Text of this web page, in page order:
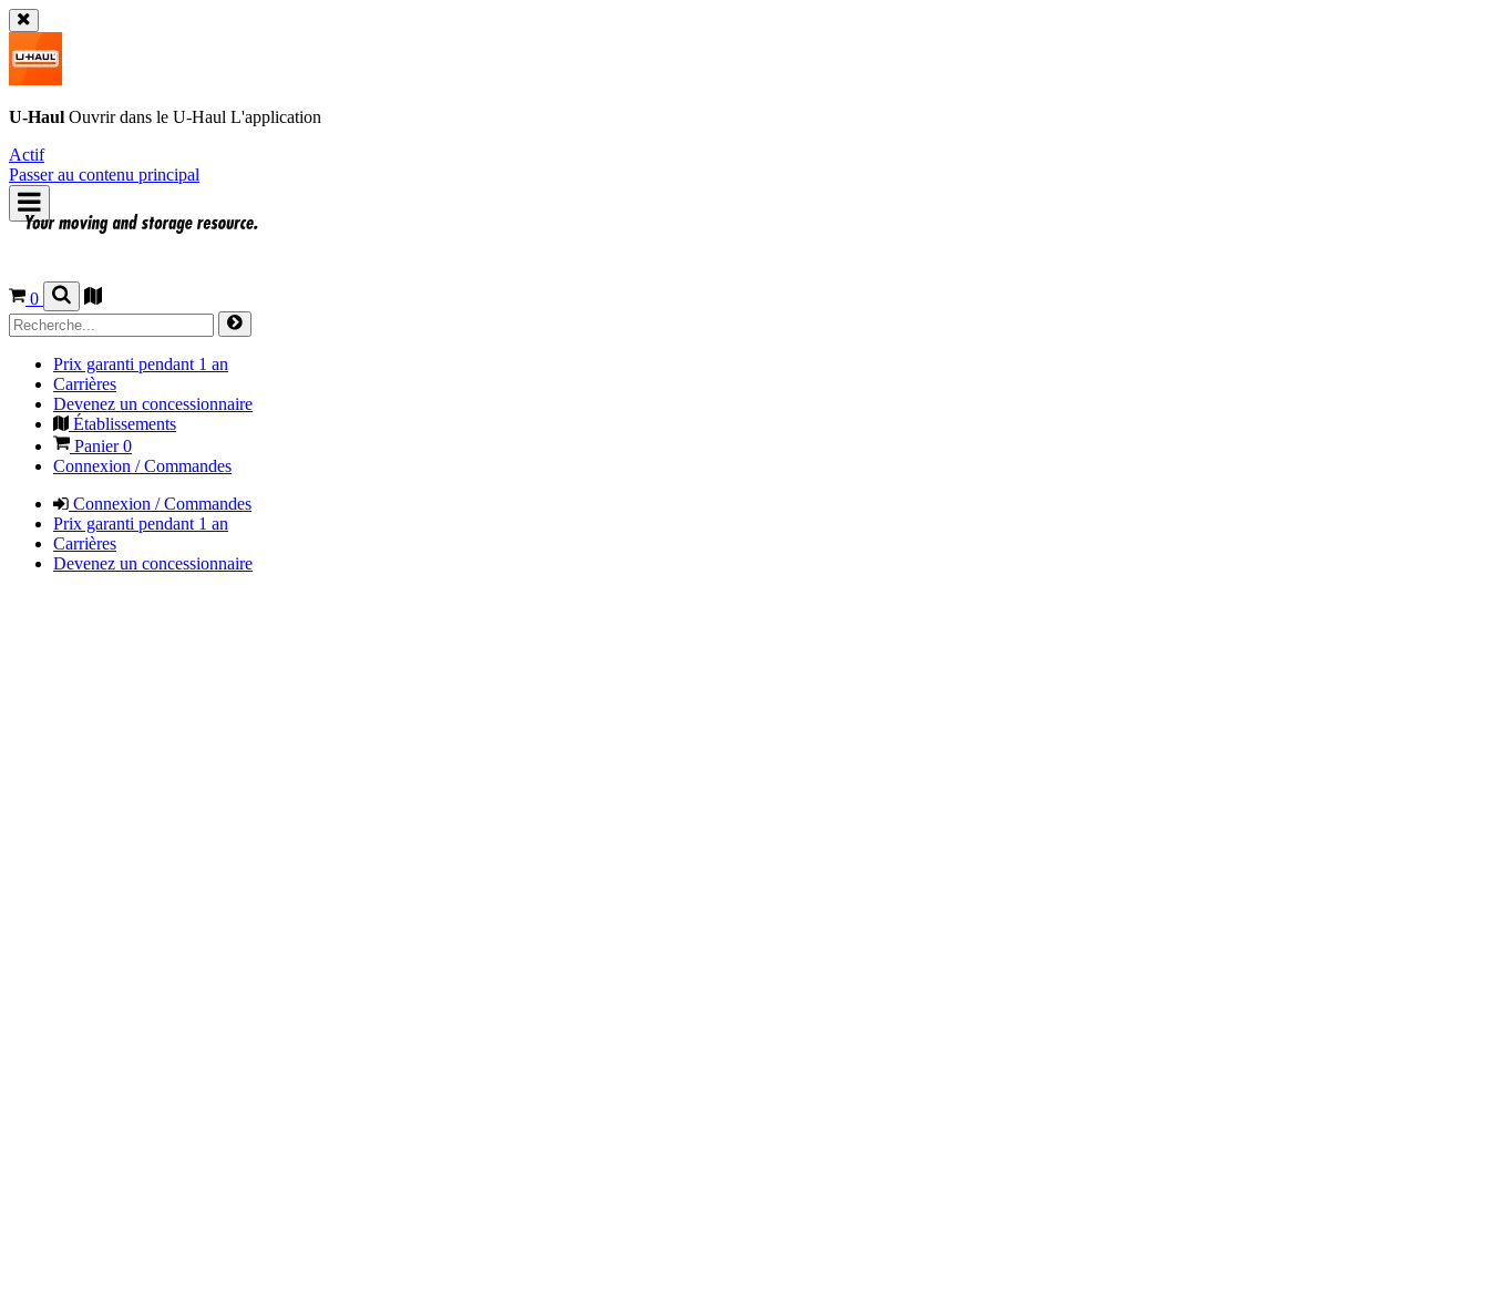
U-Haul Ouvrir dans le U-Haul L'application
Actif
Passer au contenu principal
0
Prix garanti pendant 1 an
Carrières
Devenez un concessionnaire
Établissements
Panier0
Connexion / Commandes
Connexion / Commandes
Prix garanti pendant 1 an
Carrières
Devenez un concessionnaire